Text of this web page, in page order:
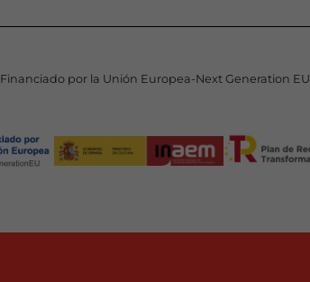
Financiado por la Unión Europea-Next Generation EU